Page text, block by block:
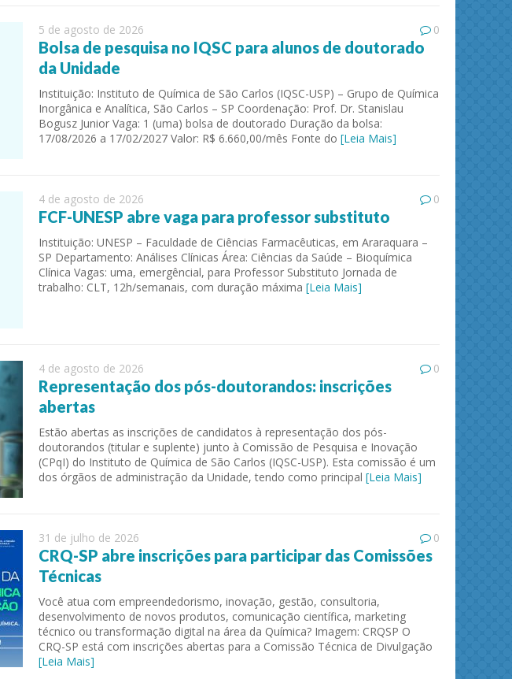
5 de agosto de 2026 0
Bolsa de pesquisa no IQSC para alunos de doutorado
da Unidade
Instituição: Instituto de Química de São Carlos (IQSC-USP) – Grupo de Química
Inorgânica e Analítica, São Carlos – SP Coordenação: Prof. Dr. Stanislau
Bogusz Junior Vaga: 1 (uma) bolsa de doutorado Duração da bolsa:
17/08/2026 a 17/02/2027 Valor: R$ 6.660,00/mês Fonte do [Leia Mais]
4 de agosto de 2026 0
FCF-UNESP abre vaga para professor substituto
Instituição: UNESP – Faculdade de Ciências Farmacêuticas, em Araraquara –
SP Departamento: Análises Clínicas Área: Ciências da Saúde – Bioquímica
Clínica Vagas: uma, emergêncial, para Professor Substituto Jornada de
trabalho: CLT, 12h/semanais, com duração máxima [Leia Mais]
4 de agosto de 2026 0
Representação dos pós-doutorandos: inscrições
abertas
Estão abertas as inscrições de candidatos à representação dos pós-
doutorandos (titular e suplente) junto à Comissão de Pesquisa e Inovação
(CPqI) do Instituto de Química de São Carlos (IQSC-USP). Esta comissão é um
dos órgãos de administração da Unidade, tendo como principal [Leia Mais]
31 de julho de 2026 0
CRQ-SP abre inscrições para participar das Comissões
Técnicas
Você atua com empreendedorismo, inovação, gestão, consultoria,
desenvolvimento de novos produtos, comunicação científica, marketing
técnico ou transformação digital na área da Química? Imagem: CRQSP O
CRQ-SP está com inscrições abertas para a Comissão Técnica de Divulgação
[Leia Mais]